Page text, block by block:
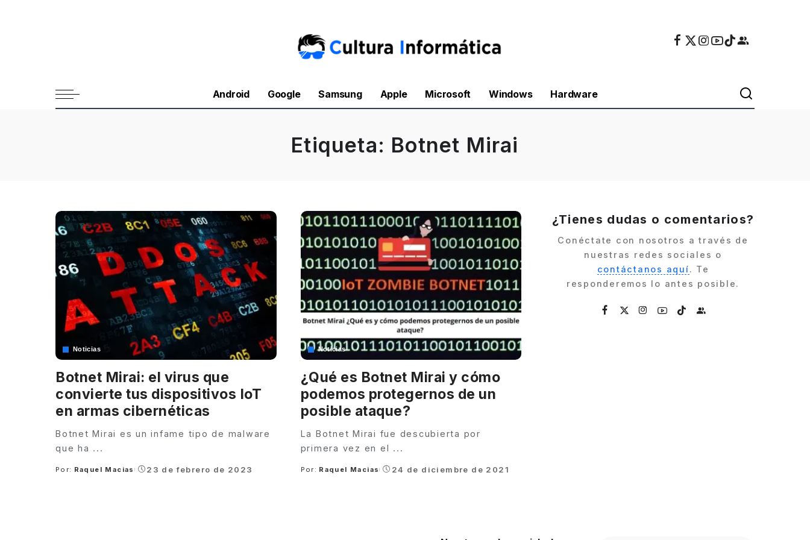
Android Google Samsung Apple Microsoft Windows Hardware
Etiqueta: Botnet Mirai
Noticias
Botnet Mirai: el virus que
convierte tus dispositivos IoT
en armas cibernéticas
Botnet Mirai es un infame tipo de malware
que ha ...
Posted
Por: Raquel Macias 23 de febrero de 2023
Noticias
¿Qué es Botnet Mirai y cómo
podemos protegernos de un
posible ataque?
La Botnet Mirai fue descubierta por
primera vez en el ...
Posted
Por: Raquel Macias 24 de diciembre de 2021
¿Tienes dudas o comentarios?
Conéctate con nosotros a través de
nuestras redes sociales o
contáctanos aquí. Te
responderemos lo antes posible.